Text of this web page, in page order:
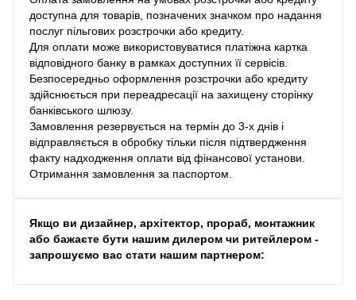
доступна для товарів, позначених значком про надання
послуг пільгових розстрочки або кредиту.
Для оплати може використовуватися платіжна картка
відповідного банку в рамках доступних її сервісів.
Безпосередньо оформлення розстрочки або кредиту
здійснюється при переадресації на захищену сторінку
банківського шлюзу.
Замовлення резервується на термін до 3-х днів і
відправляється в обробку тільки після підтвердження
факту надходження оплати від фінансової установи.
Отримання замовлення за паспортом.
Якщо ви дизайнер, архітектор, прораб, монтажник
або бажаєте бути нашим дилером чи ритейлером -
запрошуємо вас стати нашим партнером: